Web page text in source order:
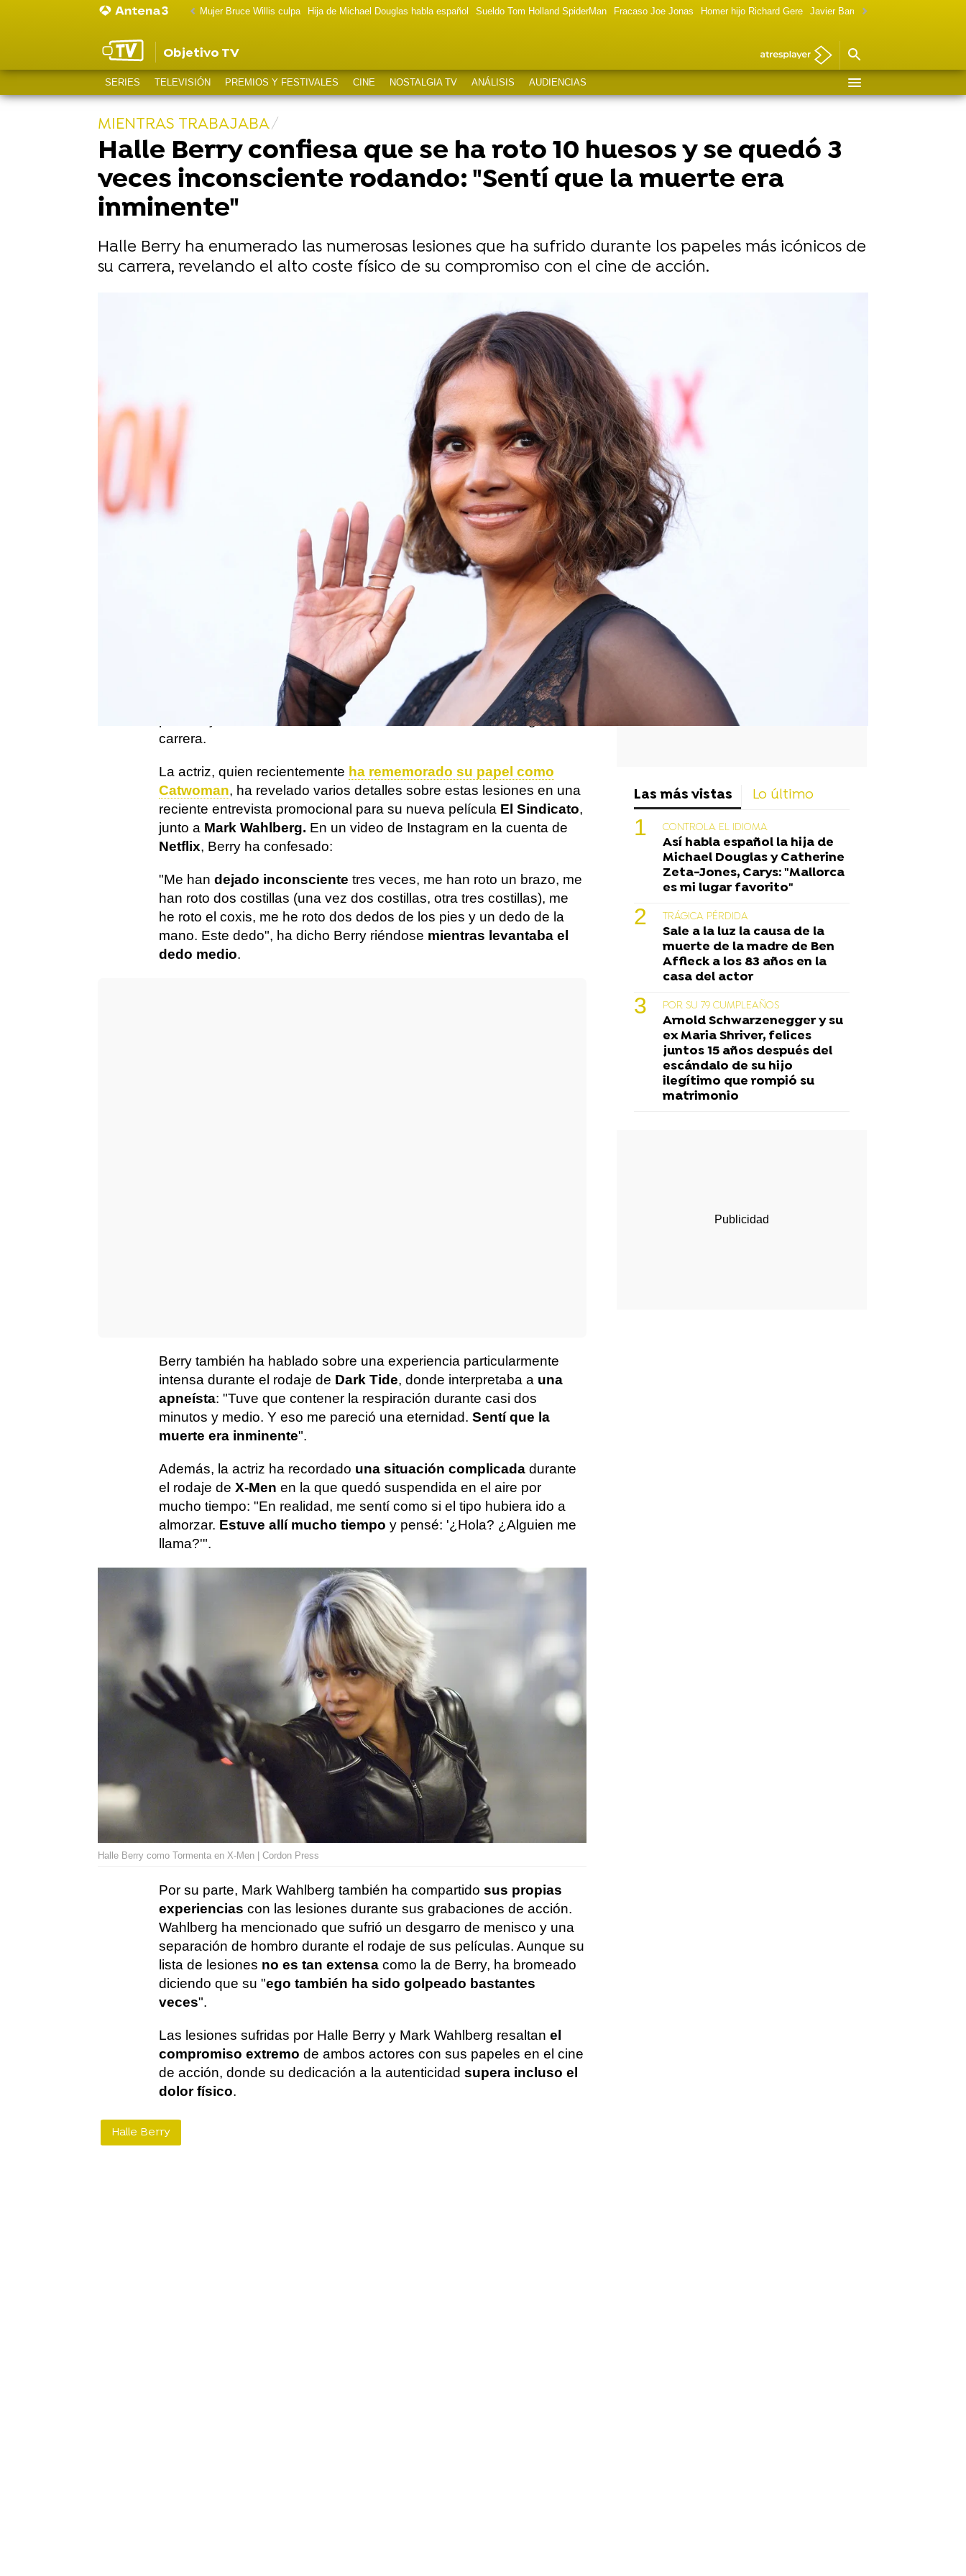
Mujer Bruce Willis culpa Hija de Michael Douglas habla español Sueldo Tom Holland SpiderMan Fracaso Joe Jonas Homer hijo Richard Gere Javier Bardem política
Objetivo TV
SERIES TELEVISIÓN PREMIOS Y FESTIVALES CINE NOSTALGIA TV ANÁLISIS AUDIENCIAS
MIENTRAS TRABAJABA
Halle Berry confiesa que se ha roto 10 huesos y se quedó 3
veces inconsciente rodando: "Sentí que la muerte era
inminente"
Halle Berry ha enumerado las numerosas lesiones que ha sufrido durante los papeles más icónicos de
su carrera, revelando el alto coste físico de su compromiso con el cine de acción.
Halle Berry se sincera sobre caer a lo más hondo tras el fracaso de Catwoman: "Nunca podrán quitarme mi Oscar"
13 de agosto de 2024, 13:55
WhatsappFacebook
X Flipboard
es una actriz conocida por sus papeles icónicosen el
cine, muchos de ellos en películas de acción donde ha realizadosus
propias escenas de riesgo
. Este compromiso físico con sus
personajes la ha llevado a sufrir numerosas lesiones a lo largo de su
carrera.
La actriz, quien recientemente ha rememorado su papel como
Catwoman, ha revelado varios detalles sobre estas lesiones en una
reciente entrevista promocional para su nueva película El Sindicato,
junto a Mark Wahlberg. En un video de Instagram en la cuenta de
Netflix, Berry ha confesado:
"Me han dejado inconsciente tres veces, me han roto un brazo, me
han roto dos costillas (una vez dos costillas, otra tres costillas), me
he roto el coxis, me he roto dos dedos de los pies y un dedo de la
mano. Este dedo", ha dicho Berry riéndose mientras levantaba el
dedo medio.
Berry también ha hablado sobre una experiencia particularmente
intensa durante el rodaje de Dark Tide, donde interpretaba a una
apneísta: "Tuve que contener la respiración durante casi dos
minutos y medio. Y eso me pareció una eternidad. Sentí que la
muerte era inminente".
Además, la actriz ha recordado una situación complicada durante
el rodaje de X-Men en la que quedó suspendida en el aire por
mucho tiempo: "En realidad, me sentí como si el tipo hubiera ido a
almorzar. Estuve allí mucho tiempo y pensé: '¿Hola? ¿Alguien me
llama?'".
Halle Berry como Tormenta en X-Men | Cordon Press
Por su parte, Mark Wahlberg también ha compartido sus propias
experiencias con las lesiones durante sus grabaciones de acción.
Wahlberg ha mencionado que sufrió un desgarro de menisco y una
separación de hombro durante el rodaje de sus películas. Aunque su
lista de lesiones no es tan extensa como la de Berry, ha bromeado
diciendo que su "ego también ha sido golpeado bastantes
veces".
Las lesiones sufridas por Halle Berry y Mark Wahlberg resaltan el
compromiso extremo de ambos actores con sus papeles en el cine
de acción, donde su dedicación a la autenticidad supera incluso el
dolor físico.
Halle Berry
Las más vistas Lo último
CONTROLA EL IDIOMA
Así habla español la hija de
Michael Douglas y Catherine
Zeta-Jones, Carys: "Mallorca
es mi lugar favorito"
TRÁGICA PÉRDIDA
Sale a la luz la causa de la
muerte de la madre de Ben
Affleck a los 83 años en la
casa del actor
POR SU 79 CUMPLEAÑOS
Arnold Schwarzenegger y su
ex Maria Shriver, felices
juntos 15 años después del
escándalo de su hijo
ilegítimo que rompió su
matrimonio